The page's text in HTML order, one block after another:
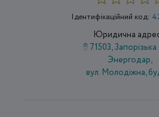
Ідентифікаційний код:
Юридична
71503,
Энергодар,
вул. Молодіжна,